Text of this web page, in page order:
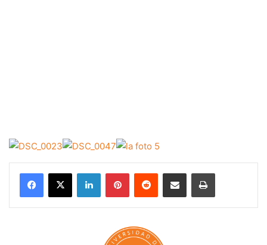
LinkedInPinterestReddit Share via Email Print